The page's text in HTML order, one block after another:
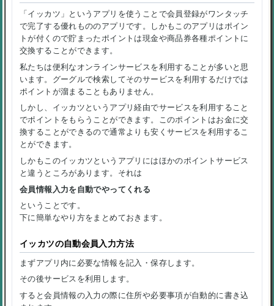
「イッカツ」というアプリを使うことで会員登録がワンタッチ
で完了する優れもののアプリです。しかもこのアプリはポイン
トが付くので貯まったポイントは現金や商品券各種ポイントに
交換することができます。
私たちは便利なオンラインサービスを利用することが多いと思
います。グーグルで検索してそのサービスを利用するだけでは
ポイントが溜まることもありません。
しかし、イッカツというアプリ経由でサービスを利用すること
でポイントをもらうことができます。このポイントはお金に交
換することができるので通常よりも安くサービスを利用するこ
とができます。
しかもこのイッカツというアプリにはほかのポイントサービス
と違うところがあります。それは
会員情報入力を自動でやってくれる
ということです。
下に簡単なやり方をまとめておきます。
イッカツの自動会員入力方法
まずアプリ内に必要な情報を記入・保存します。
その後サービスを利用します。
すると会員情報の入力の際に住所や必要事項が自動的に書き込